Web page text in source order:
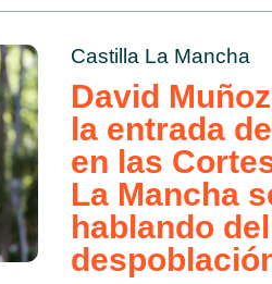
Castilla La Mancha
David
la entrada
en las
La Mancha
hablando